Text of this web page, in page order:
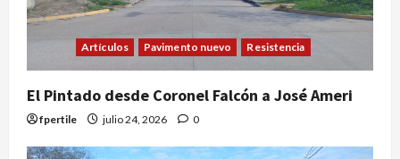
Artículos Pavimento nuevo Resistencia
El Pintado desde Coronel Falcón a José Ameri
fpertile julio 24, 2026 0